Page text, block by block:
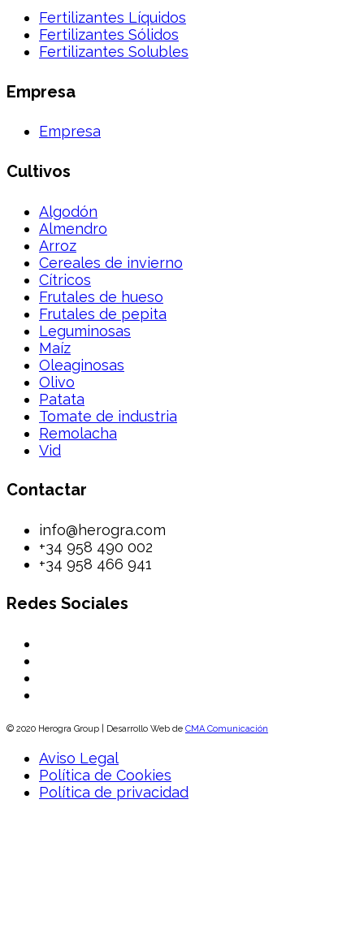
Fertilizantes Líquidos
Fertilizantes Sólidos
Fertilizantes Solubles
Empresa
Empresa
Cultivos
Algodón
Almendro
Arroz
Cereales de invierno
Cítricos
Frutales de hueso
Frutales de pepita
Leguminosas
Maíz
Oleaginosas
Olivo
Patata
Tomate de industria
Remolacha
Vid
Contactar
info@herogra.com
+34 958 490 002
+34 958 466 941
Redes Sociales
© 2020 Herogra Group | Desarrollo Web de CMA Comunicación
Aviso Legal
Política de Cookies
Política de privacidad